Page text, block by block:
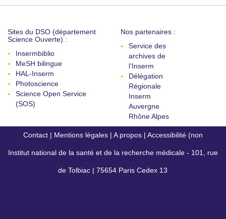
Sites du DSO (département
Science Ouverte) :
Insermbiblio
MeSH bilingue
HAL-Inserm
Photoscience
Science Open Service
(SOS)
Nos partenaires :
Service des
archives de
l'Inserm
Délégation
Régionale
Inserm
Auvergne
Rhône Alpes
Contact | Mentions légales | A propos | Accessibilité (non
conforme)
Institut national de la santé et de la recherche médicale - 101, rue
de Tolbiac | 75654 Paris Cedex 13